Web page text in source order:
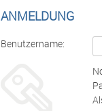
ANMELDUNG
Benutzername: